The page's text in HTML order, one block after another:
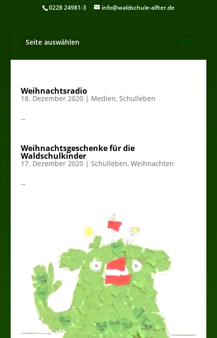
0228 24981-3 info@waldschule-alfter.de
Seite auswählen
Weihnachtsradio
18. Dezember 2020| Medien, Schulleben
...
Weihnachtsgeschenke für die
Waldschulkinder
17. Dezember 2020| Schulleben, Weihnachten
...